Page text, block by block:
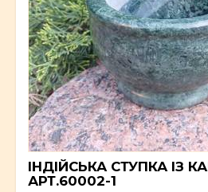
ІНДІЙСЬКА СТУПКА ІЗ
АРТ.60002-1